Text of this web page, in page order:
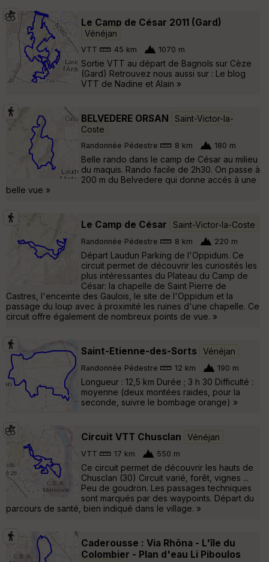
Le Camp de César 2011 (Gard)
Vénéjan
VTT 45 km 1070 m
Sortie VTT au départ de Bagnols sur Cèze
(Gard) Retrouvez nous aussi sur : Le blog
VTT de Nadine et Alain »
BELVEDERE ORSAN
Saint-Victor-la-
Coste
Randonnée Pédestre 8 km 180 m
Belle rando dans le camp de César au milieu
du maquis. Rando facile de 2h30. On passe à
200 m du Belvedere qui donne accés à une
belle vue »
Le Camp de César Saint-Victor-la-Coste
Randonnée Pédestre 8 km 220 m
Départ Laudun Parking de l'Oppidum. Ce
circuit permet de découvrir les curiosités les
plus intéressantes du Plateau du Camp de
César: la chapelle de Saint Pierre de
Castres, l'enceinte des Gaulois, le site de l'Oppidum et la
passage du loup avec à proximité les ruines d'une chapelle. Ce
circuit offre également de nombreux points de vue. »
Saint-Etienne-des-Sorts Vénéjan
Randonnée Pédestre 12 km 190 m
Longueur : 12,5 km Durée ; 3 h 30 Difficulté :
moyenne (deux montées raides, pour la
seconde, suivre le bombage orange) »
Circuit VTT Chusclan Vénéjan
VTT 17 km 550 m
Ce circuit permet de découvrir les hauts de
Chusclan (30) Circuit varié, forêt, vignes ...
Peu de goudron. Les passages techniques
sont marqués par des waypoints. Départ du
parcours de santé, bien indiqué dans le village. »
Caderousse : Via Rhôna - L'île du
Colombier - Plan d'eau Li Piboulos